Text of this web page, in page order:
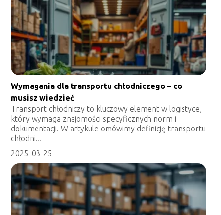
Wymagania dla transportu chłodniczego – co
musisz wiedzieć
Transport chłodniczy to kluczowy element w logistyce,
który wymaga znajomości specyficznych norm i
dokumentacji. W artykule omówimy definicję transportu
chłodni...
2025-03-25